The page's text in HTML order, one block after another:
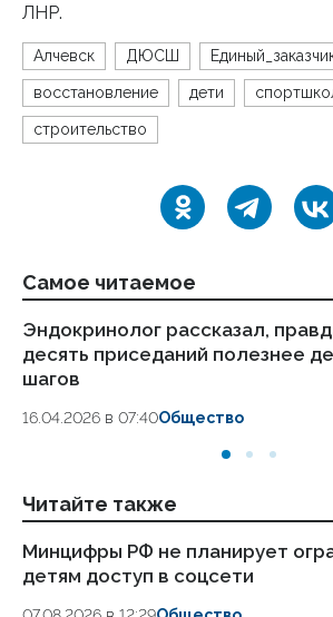
ЛНР.
Алчевск ДЮСШ
восстановление дети
строительство
Самое читаемое
Эндокринолог рассказал,
десять приседаний полезнее
шагов
16.04.2026 в 07:40Общество
Читайте также
Минцифры РФ не планирует
детям доступ в соцсети